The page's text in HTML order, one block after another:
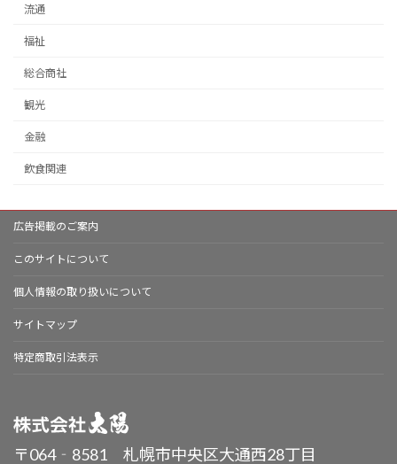
流通
福祉
総合商社
観光
金融
飲食関連
広告掲載のご案内
このサイトについて
個人情報の取り扱いについて
サイトマップ
特定商取引法表示
〒064‐8581 札幌市中央区大通西28丁目